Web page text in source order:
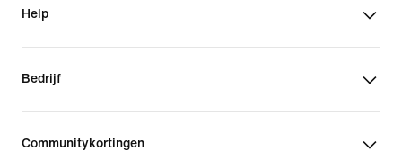
Help
Bedrijf
Communitykortingen